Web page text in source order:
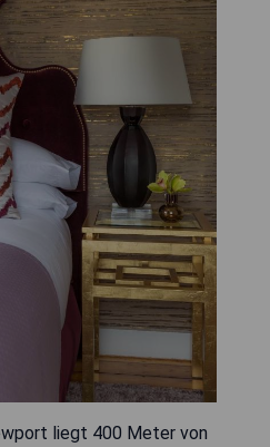
liegt 400 Meter von